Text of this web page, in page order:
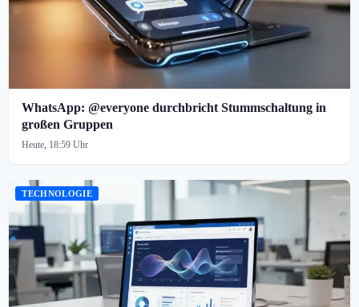
WhatsApp: @everyone durchbricht Stummschaltung in
großen Gruppen
Heute, 18:59 Uhr
TECHNOLOGIE